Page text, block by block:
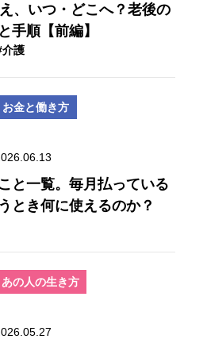
、いつ・どこへ？老後の
手順【前編】
介護
お金と働き方
と一覧。毎月払っている
とき何に使えるのか？
あの人の生き方